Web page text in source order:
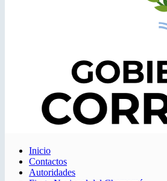
Inicio
Contactos
Autoridades